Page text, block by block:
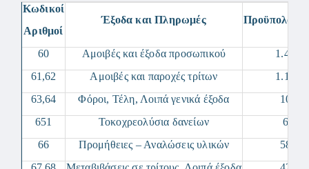
Κωδικοί
Αριθμοί
Έξοδα και Πληρωμές
60 Αμοιβές και έξοδα προσωπικού
61,62
Αμοιβές και παροχές τρίτων
63,64
Φόροι, Τέλη, Λοιπά γενικά έξοδα
651
Τοκοχρεολύσια δανείων
66
Προμήθειες – Αναλώσεις υλικών